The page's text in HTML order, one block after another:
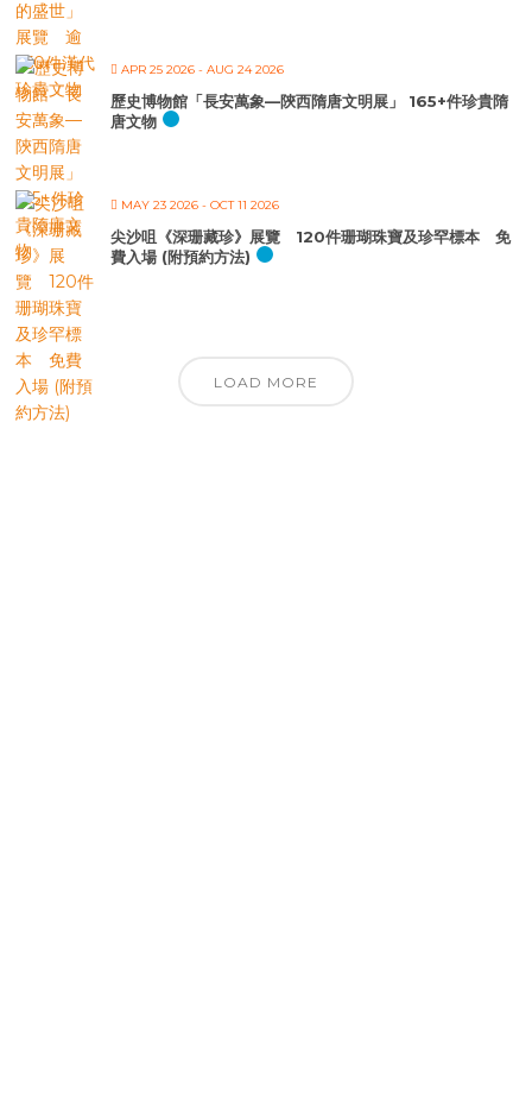
APR 25 2026 - AUG 24 2026
歷史博物館「長安萬象—陝西隋唐文明展」 165+件珍貴隋
唐文物
MAY 23 2026 - OCT 11 2026
尖沙咀《深珊藏珍》展覽 120件珊瑚珠寶及珍罕標本 免
費入場 (附預約方法)
LOAD MORE